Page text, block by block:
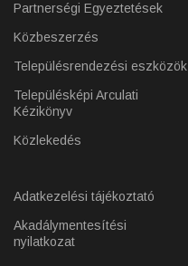
Partnerségi Egyeztetések
Közbeszerzés
Településrendezési eszközök
Településképi Arculati
Kézikönyv
Közlekedés
Adatkezelési tájékoztató
Akadálymentesítési
nyilatkozat